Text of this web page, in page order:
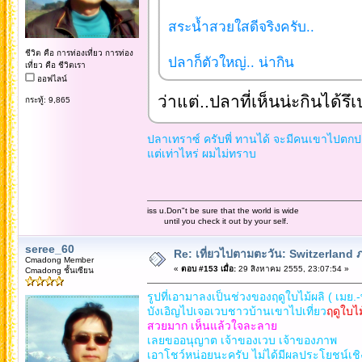
ชีวิต คือ การท่องเที่ยว การท่อง
เที่ยว คือ ชีวิตเรา
ออฟไลน์
กระทู้: 9,865
สระน้ำสวยใสดีจริงครับ..
ปลาก็ตัวใหญ่.. น่ากิน
ว่าแต่..ปลาที่เห็นน่ะกินได้รึเ
ปลาเทราซ์ ครับพี่ ทานได้ จะมีคนเขาไปตก
แต่เท่าไหร่ ผมไม่ทราบ
iss u.Don"t be sure that the world is wide
until you check it out by your self.
seree_60
Cmadong Member
Cmadong ชั้นเซียน
Re: เที่ยวไปตามตะวัน: Switzerland
« ตอบ #153 เมื่อ:29 สิงหาคม 2555, 23:07:54 »
รูปที่เอามาลงเป็นช่วงของฤดูใบไม้ผลิ ( เมย
บังเอิญไปเจอเวบชาวบ้านเขาไปเที่ยวฤดูใบไ
สวยมาก เห็นแล้วใจละลาย
เลยขออนุญาต เจ้าของเวบ เจ้าของภาพ
เอาโชว์หน่อยนะครับ ไม่ได้มีผลประโยชน์เ